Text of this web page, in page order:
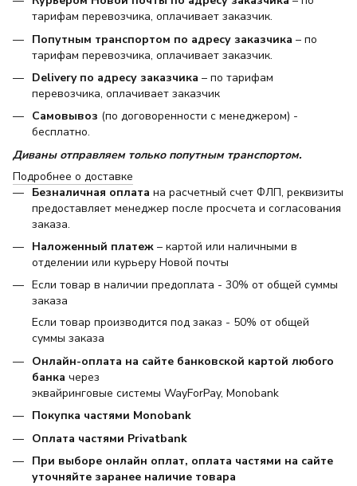
тарифам перевозчика, оплачивает заказчик.
Попутным транспортом по адресу заказчика – по
тарифам перевозчика, оплачивает заказчик.
Delivery по адресу заказчика – по тарифам
перевозчика, оплачивает заказчик
Самовывоз (по договоренности с менеджером) -
бесплатно.
Диваны отправляем только попутным транспортом.
Подробнее о доставке
Безналичная оплата на расчетный счет ФЛП, реквизиты
предоставляет менеджер после просчета и согласования
заказа.
Наложенный платеж – картой или наличными в
отделении или курьеру Новой почты
Если товар в наличии предоплата - 30% от общей суммы
заказа
Если товар производится под заказ - 50% от общей
суммы заказа
Онлайн-оплата на сайте банковской картой любого
банка через
эквайринговые системы WayForPay, Monobank
Покупка частями Monobank
Оплата частями Privatbank
При выборе онлайн оплат, оплата частями на сайте
уточняйте заранее наличие товара